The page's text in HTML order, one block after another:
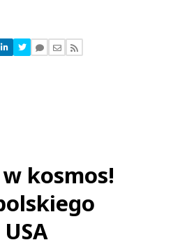
komentarzy
swoje komentarze
kosmos!